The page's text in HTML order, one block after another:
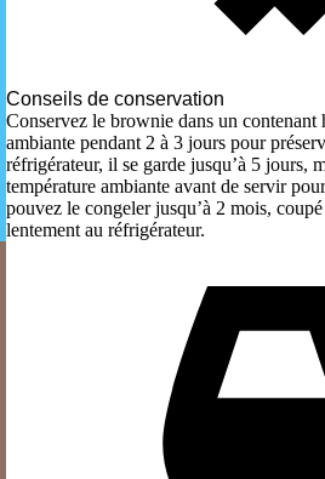
Conseils de conservation
Conservez le brownie dans un contenant
ambiante pendant 2 à 3 jours pour
réfrigérateur, il se garde jusqu’à 5 jours,
température ambiante avant de servir
pouvez le congeler jusqu’à 2 mois,
lentement au réfrigérateur.